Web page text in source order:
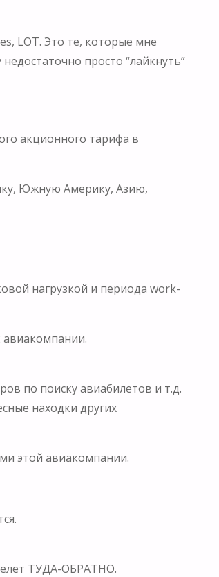
LOT. Это те, которые мне
просто “лайкнуть”
акционного тарифа в
Южную Америку, Азию,
нагрузкой и периода work-
по поиску авиабилетов и т.д.
находки других
этой авиакомпании.
ТУДА-ОБРАТНО.